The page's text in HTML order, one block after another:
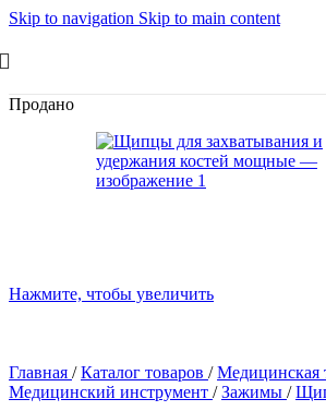
Skip to navigation Skip to main content
Продано
Нажмите, чтобы увеличить
Главная / Каталог товаров / Медицинская
Медицинский инструмент / Зажимы /